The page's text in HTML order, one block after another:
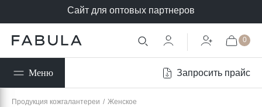
Сайт для оптовых партнеров
0
Меню Запросить прайс
Продукция кожгалантереи / Женское